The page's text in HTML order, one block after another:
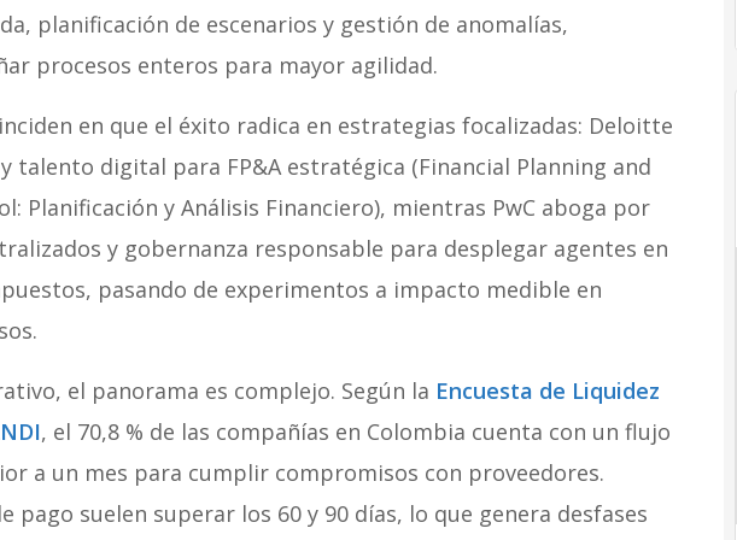
planificación de escenarios y gestión de anomalías,
procesos enteros para mayor agilidad.
en que el éxito radica en estrategias focalizadas: Deloitte
talento digital para FP&A estratégica (Financial Planning and
Planificación y Análisis Financiero), mientras PwC aboga por
y gobernanza responsable para desplegar agentes en
pasando de experimentos a impacto medible en
el panorama es complejo. Según la Encuesta de Liquidez
, el 70,8 % de las compañías en Colombia cuenta con un flujo
a un mes para cumplir compromisos con proveedores.
pago suelen superar los 60 y 90 días, lo que genera desfases